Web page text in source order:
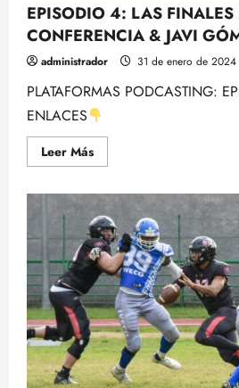
EPISODIO 4: LAS FINALES
CONFERENCIA & JAVI
administrador 31 de enero de 2024
PLATAFORMAS PODCASTING:
ENLACES
Leer MásLeer
más
EPISODIO
4:
LAS
FINALES
DE
CONFERENCIA
&
JAVI
GÓMEZ